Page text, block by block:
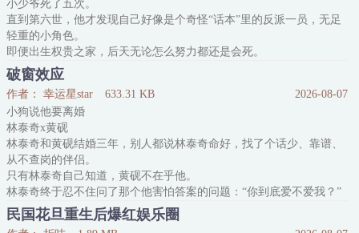
小少爷死了五次。
直到第六世，他才发现自己好像是个奇怪“话本”里的反派一员，无足
轻重的小角色。
即便出生权贵之家，后天无论怎么努力都还是会死。
而有一个人恰恰相反，无论他怎么选择，总有人自愿帮着他、托着
他。叫他平步青云，走的每条路都是康庄大道。
小少爷：为什么独独要我重活一遍又一遍？
小少爷：就为了再一次次看我一家人如何被那个人一步步诛灭的？
小少爷幽怨地看向那个尚未一飞冲天的人：……哎？
——等等，既然我知道他被所有人看重的方法，那我先下手为强，去
大佬面前表现
破窗效应
作者： 幸运星star 633.31 KB
2026-08-07
小狗说他要离婚
林泰奇x黄砚
林泰奇和黄砚结婚三年，别人都说林泰奇命好，找了个话少、靠谱、
从不查岗的伴侣。
只有林泰奇自己知道，黄砚不在乎他。
林泰奇终于忍不住问了那个他害怕答案的问题：“你到底爱不爱我？”
黄砚沉默了很久。
然后黄砚说：“我没爱过你。”
民国花旦重生后爆红娱乐圈